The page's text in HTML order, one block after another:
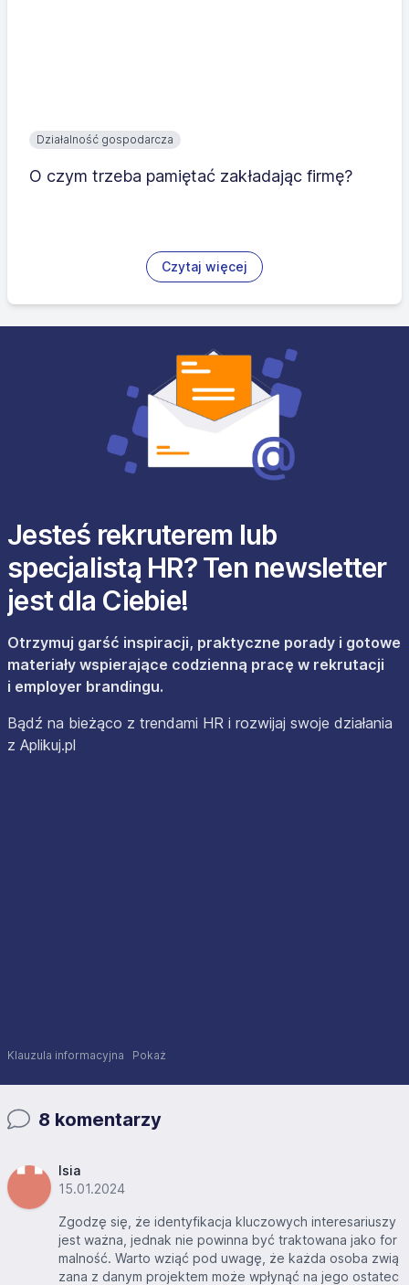
Działalność gospodarcza
O czym trzeba pamiętać zakładając firmę?
Czytaj więcej
Jesteś rekruterem lub
specjalistą HR? Ten newsletter
jest dla Ciebie!
Otrzymuj garść inspiracji, praktyczne porady i gotowe
materiały wspierające codzienną pracę w rekrutacji
i employer brandingu.
Bądź na bieżąco z trendami HR i rozwijaj swoje działania
z Aplikuj.pl
Klauzula informacyjna Pokaż
8 komentarzy
Isia
15.01.2024
Zgodzę się, że identyfikacja kluczowych interesariuszy
jest ważna, jednak nie powinna być traktowana jako for
malność. Warto wziąć pod uwagę, że każda osoba zwią
zana z danym projektem może wpłynąć na jego ostatec